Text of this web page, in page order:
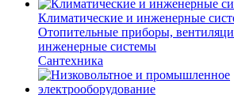
Климатические и инженерные
Отопительные приборы,
инженерные системы
Сантехника